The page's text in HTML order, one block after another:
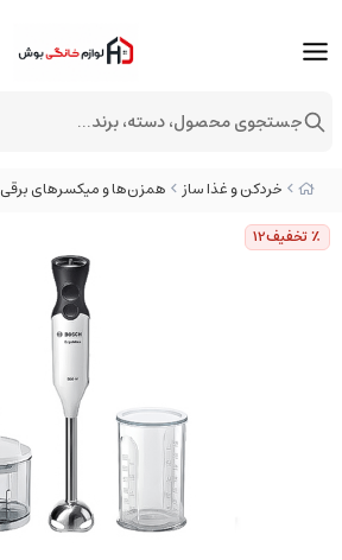
خردکن و غذا ساز همزن‌ها و میکسرهای برقی
٪ تخفیف12
جستجوی محصول، دسته، برند...